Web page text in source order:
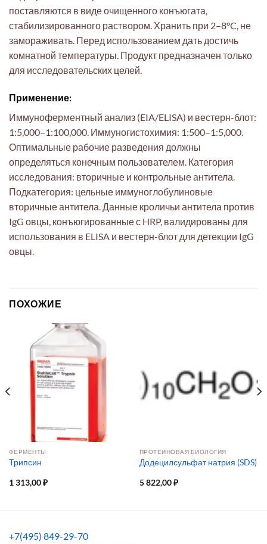
поставляются в виде очищенного конъюгата,
стабилизированного раствором. Хранить при 2–8°C, не
замораживать. Перед использованием дать достичь
комнатной температуры. Продукт предназначен только
для исследовательских целей.
Применение:
Иммуноферментный анализ (EIA/ELISA) и вестерн-блот:
1:5,000–1:100,000. Иммуногистохимия: 1:500–1:5,000.
Оптимальные рабочие разведения должны
определяться конечным пользователем. Категория
исследования: вторичные и контрольные антитела.
Подкатегория: цельные иммуноглобулиновые
вторичные антитела. Данные кроличьи антитела против
IgG овцы, конъюгированные с HRP, валидированы для
использования в ELISA и вестерн-блот для детекции IgG
овцы.
ПОХОЖИЕ
ФЕРМЕНТЫ
Трипсин
1 313,00₽
ПРОТЕИНОВАЯ БИОЛОГИЯ
Додецилсульфат натрия (SDS)
5 822,00₽
+7(495) 849-29-70